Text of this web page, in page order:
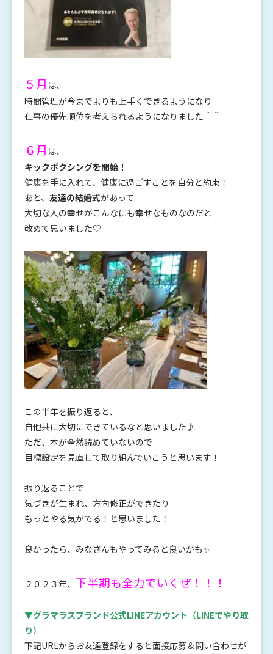
５月 は、
時間管理が今までよりも上手くできるようになり
仕事の優先順位を考えられるようになりました＾＾
６月 は、
キックボクシングを開始！
健康を手に入れて、健康に過ごすことを自分と約束！
あと、 友達の結婚式があって
大切な人の幸せがこんなにも幸せなものなのだと
改めて思いました♡
この半年を振り返ると、
自他共に大切にできているなと思いました♪
ただ、本が全然読めていないので
目標設定を見直して取り組んでいこうと思います！
振り返ることで
気づきが生まれ、方向修正ができたり
もっとやる気がでる！と思いました！
良かったら、みなさんもやってみると良いかも✨
２０２３年、 下半期も全力でいくぜ！！！
▼グラマラスブランド公式LINEアカウント （LINEでやり取
り）
下記URLからお友達登録をすると面接応募＆問い合わせが